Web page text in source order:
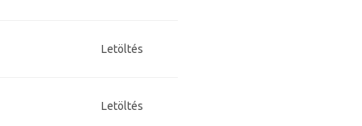
Letöltés
Letöltés